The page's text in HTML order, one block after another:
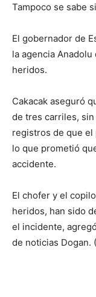
Tampoco se sabe
El gobernador de
la agencia
heridos.
Cakacak aseguró
de tres carriles,
registros de que
lo que prometió
accidente.
El chofer y el
heridos, han sido
el incidente,
de noticias Dogan.